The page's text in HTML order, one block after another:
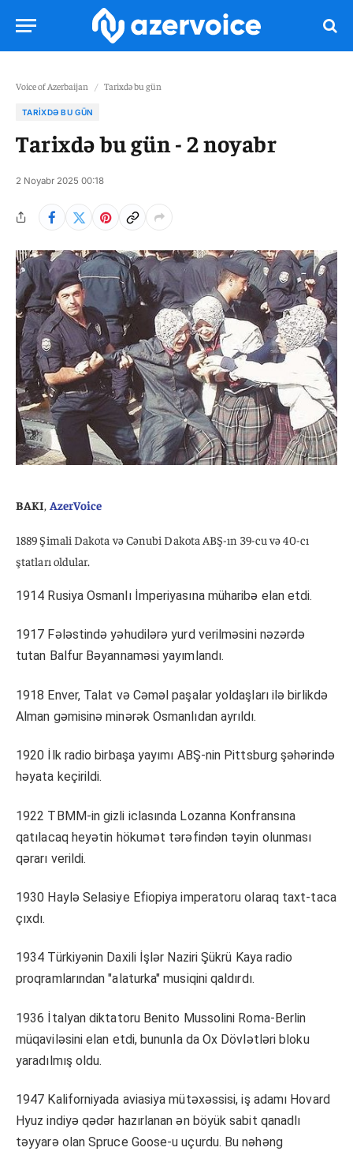
Voice of Azerbaijan / Tarixdə bu gün
TARIXDƏ BU GÜN
Tarixdə bu gün - 2 noyabr
2 Noyabr 2025 00:18
BAKI, AzerVoice
1889 Şimali Dakota və Cənubi Dakota ABŞ-ın 39-cu və 40-cı
ştatları oldular.
1914 Rusiya Osmanlı İmperiyasına müharibə elan etdi.
1917 Fələstində yəhudilərə yurd verilməsini nəzərdə
tutan Balfur Bəyannaməsi yayımlandı.
1918 Enver, Talat və Cəməl paşalar yoldaşları ilə birlikdə
Alman gəmisinə minərək Osmanlıdan ayrıldı.
1920 İlk radio birbaşa yayımı ABŞ-nin Pittsburg şəhərində
həyata keçirildi.
1922 TBMM-in gizli iclasında Lozanna Konfransına
qatılacaq heyətin hökumət tərəfindən təyin olunması
qərarı verildi.
1930 Haylə Selasiye Efiopiya imperatoru olaraq taxt-taca
çıxdı.
1934 Türkiyənin Daxili İşlər Naziri Şükrü Kaya radio
proqramlarından "alaturka" musiqini qaldırdı.
1936 İtalyan diktatoru Benito Mussolini Roma-Berlin
müqaviləsini elan etdi, bununla da Ox Dövlətləri bloku
yaradılmış oldu.
1947 Kaliforniyada aviasiya mütəxəssisi, iş adamı Hovard
Hyuz indiyə qədər hazırlanan ən böyük sabit qanadlı
təyyarə olan Spruce Goose-u uçurdu. Bu nəhəng